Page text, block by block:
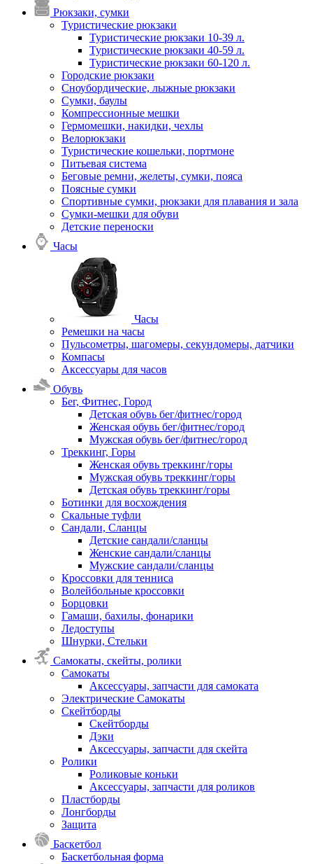
Рюкзаки, сумки
Туристические рюкзаки
Туристические рюкзаки 10-39 л.
Туристические рюкзаки 40-59 л.
Туристические рюкзаки 60-120 л.
Городские рюкзаки
Сноубордические, лыжные рюкзаки
Сумки, баулы
Компрессионные мешки
Гермомешки, накидки, чехлы
Велорюкзаки
Туристические кошельки, портмоне
Питьевая система
Беговые ремни, желеты, сумки, пояса
Поясные сумки
Спортивные сумки, рюкзаки для плавания и зала
Сумки-мешки для обуви
Детские переноски
Часы
Часы
Ремешки на часы
Пульсометры, шагомеры, секундомеры, датчики
Компасы
Аксессуары для часов
Обувь
Бег, Фитнес, Город
Детская обувь бег/фитнес/город
Женская обувь бег/фитнес/город
Мужская обувь бег/фитнес/город
Треккинг, Горы
Женская обувь треккинг/горы
Мужская обувь треккинг/горы
Детская обувь треккинг/горы
Ботинки для восхождения
Скальные туфли
Сандали, Сланцы
Детские сандали/сланцы
Женские сандали/сланцы
Мужские сандали/сланцы
Кроссовки для тенниса
Волейбольные кроссовки
Борцовки
Гамаши, бахилы, фонарики
Ледоступы
Шнурки, Стельки
Самокаты, скейты, ролики
Самокаты
Аксессуары, запчасти для самоката
Электрические Самокаты
Скейтборды
Скейтборды
Дэки
Аксессуары, запчасти для скейта
Ролики
Роликовые коньки
Аксессуары, запчасти для роликов
Пластборды
Лонгборды
Защита
Баскетбол
Баскетбольная форма